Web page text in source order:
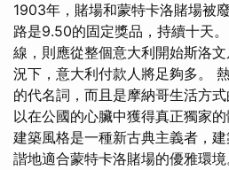
1903年，賭場和蒙特卡洛賭場被
路是9.50的固定獎品，持續十天
線，則應從整個意大利開始斯洛
況下，意大利付款人將足夠多。
的代名詞，而且是摩納哥生活方
以在公國的心臟中獲得真正獨家的
建築風格是一種新古典主義者，
諧地適合蒙特卡洛賭場的優雅環境